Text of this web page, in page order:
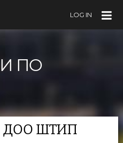
LOG IN
ПО
ДОО ШТИП